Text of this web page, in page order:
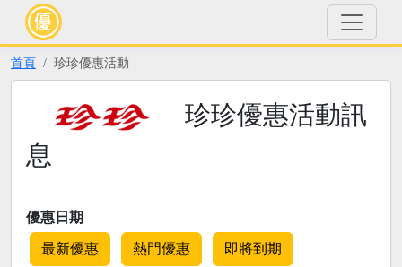
首頁 珍珍優惠活動
珍珍優惠活動訊
息
優惠日期
最新優惠 熱門優惠 即將到期